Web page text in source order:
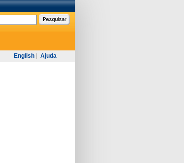
English Ajuda